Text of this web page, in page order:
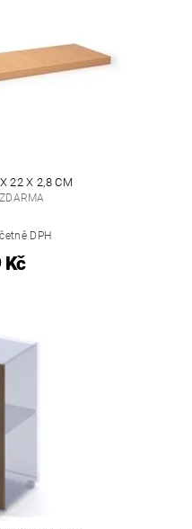
22 X 2,8 CM
DPH
Kč